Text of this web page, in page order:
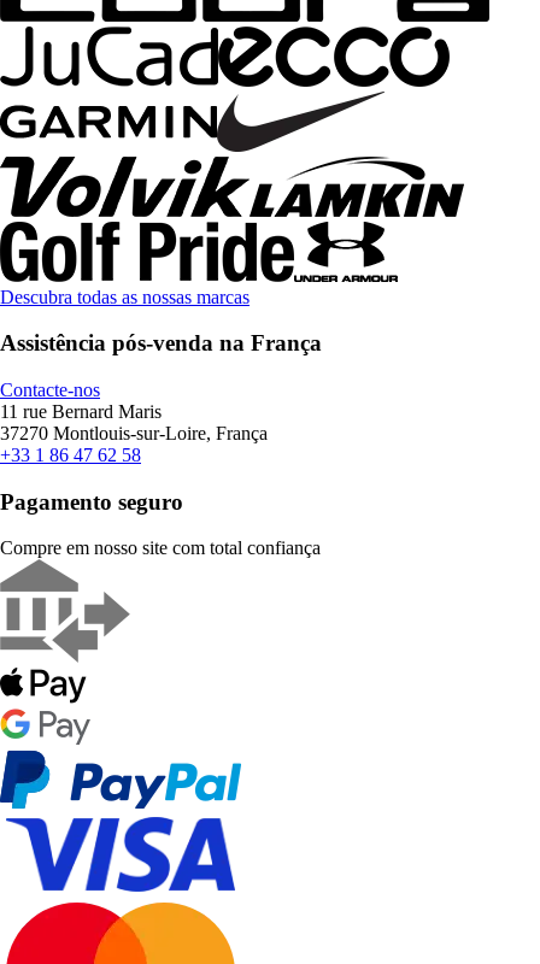
Descubra todas as nossas marcas
Assistência pós-venda na França
Contacte-nos
11 rue Bernard Maris
37270 Montlouis-sur-Loire, França
+33 1 86 47 62 58
Pagamento seguro
Compre em nosso site com total confiança